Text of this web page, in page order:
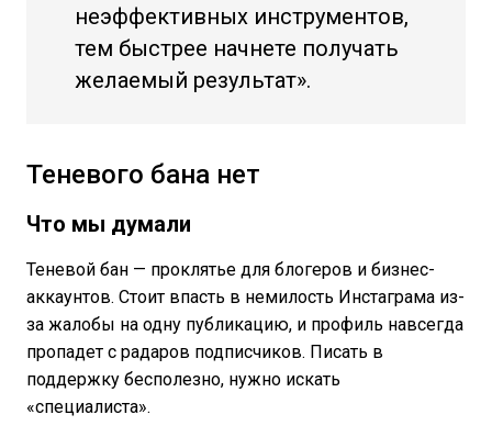
неэффективных инструментов,
тем быстрее начнете получать
желаемый результат».
Теневого бана нет
Что мы думали
Теневой бан — проклятье для блогеров и бизнес-
аккаунтов. Стоит впасть в немилость Инстаграма из-
за жалобы на одну публикацию, и профиль навсегда
пропадет с радаров подписчиков. Писать в
поддержку бесполезно, нужно искать
«специалиста».